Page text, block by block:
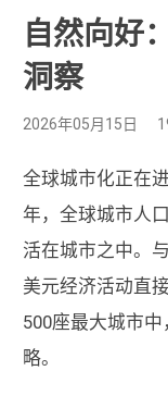
自然向好
洞察
2026年05月15日
全球城市化正在
年，全球城市人
活在城市之中。
美元经济活动直
500座最大城市
略。